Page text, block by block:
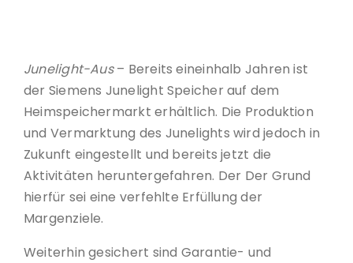
Junelight-Aus– Bereits eineinhalb Jahren ist
der Siemens Junelight Speicher auf dem
Heimspeichermarkt erhältlich. Die Produktion
und Vermarktung des Junelights wird jedoch in
Zukunft eingestellt und bereits jetzt die
Aktivitäten heruntergefahren. Der Der Grund
hierfür sei eine verfehlte Erfüllung der
Margenziele.
Weiterhin gesichert sind Garantie- und